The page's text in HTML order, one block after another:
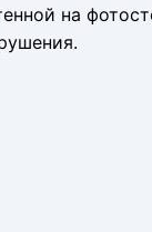
на